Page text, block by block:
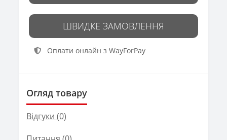
ШВИДКЕ ЗАМОВЛЕННЯ
Оплати онлайн з WayForPay
Огляд товару
Відгуки (0)